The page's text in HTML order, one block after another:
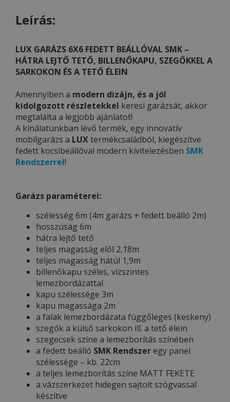
Leírás:
LUX GARÁZS 6X6 FEDETT BEÁLLÓVAL SMK –
HÁTRA LEJTŐ TETŐ, BILLENŐKAPU, SZEGŐKKEL A
SARKOKON ÉS A TETŐ ÉLEIN
Amennyiben a modern dizájn, és a jól
kidolgozott részletekkel keresi garázsát, akkor
megtalálta a legjobb ajánlatot!
A kínálatunkban lévő termék, egy innovatív
mobilgarázs a LUXtermékcsaládból, kiegészítve
fedett kocsibeállóval modern kivitelezésben SMK
Rendszerrel!
Garázs paraméterei:
szélesség 6m (4m garázs + fedett beálló 2m)
hosszúság 6m
hátra lejtő tető
teljes magasság elől 2,18m
teljes magasság hátúl 1,9m
billenőkapu széles, vízszintes
lemezbordázattal
kapu szélessége 3m
kapu magassága 2m
a falak lemezbordázata függőleges (keskeny)
szegők a külső sarkokon ill. a tető élein
szegecsek színe a lemezborítás színében
a fedett beálló SMK Rendszeregy panel
szélessége – kb. 22cm
a teljes lemezborítás színe MATT FEKETE
a vázszerkezet hidegen sajtolt szögvassal
készítve